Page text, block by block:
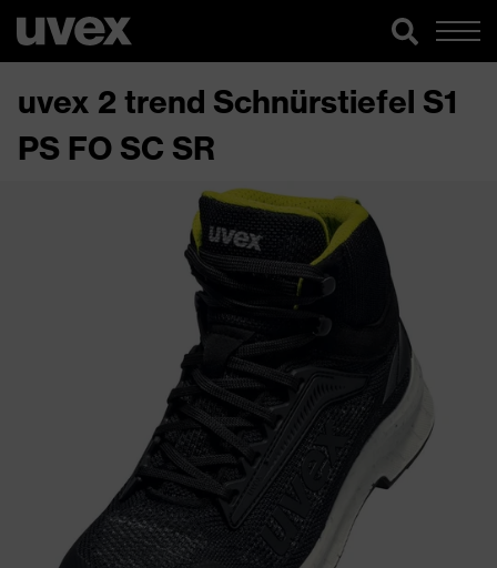
uvex 2 trend Schnürstiefel S1
PS FO SC SR